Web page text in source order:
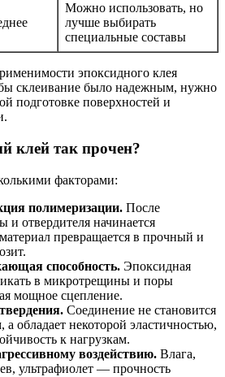
Можно использовать, но
лучше выбирать
специальные составы
эпоксидного клея
склеивание было надежным, нужно
подготовке поверхностей и
клей так прочен?
факторами:
полимеризации. После
и отвердителя начинается
превращается в прочный и
способность. Эпоксидная
в микротрещины и поры
мощное сцепление.
Соединение не становится
обладает некоторой эластичностью,
к нагрузкам.
воздействию. Влага,
ультрафиолет — прочность